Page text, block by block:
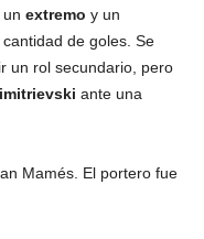
, un extremo y un
de goles. Se
un rol secundario, pero
ante una
Mamés. El portero fue